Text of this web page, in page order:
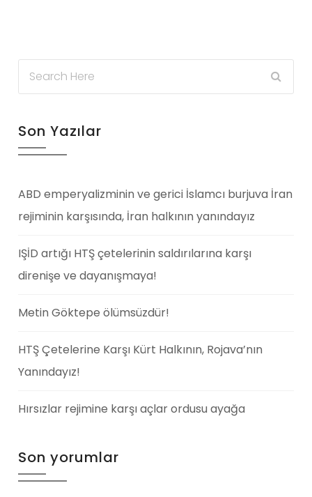
Son Yazılar
ABD emperyalizminin ve gerici İslamcı burjuva İran
rejiminin karşısında, İran halkının yanındayız
IŞİD artığı HTŞ çetelerinin saldırılarına karşı
direnişe ve dayanışmaya!
Metin Göktepe ölümsüzdür!
HTŞ Çetelerine Karşı Kürt Halkının, Rojava’nın
Yanındayız!
Hırsızlar rejimine karşı açlar ordusu ayağa
Son yorumlar